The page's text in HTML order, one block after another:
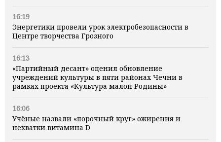
16:19
Энергетики провели урок электробезопасности в
Центре творчества Грозного
16:13
«Партийный десант» оценил обновление
учреждений культуры в пяти районах Чечни в
рамках проекта «Культура малой Родины»
16:06
Учёные назвали «порочный круг» ожирения и
нехватки витамина D